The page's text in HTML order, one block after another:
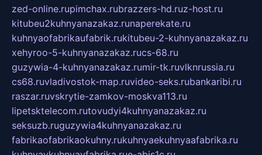
zed-online.rupimchax.rubrazzers-hd.ruz-host.ru
kitubeu2kuhnyanazakaz.runaperekate.ru
kuhnyaofabrikaufabrik.rukitubeu-2-kuhnyanazakaz.ru
xehyroo-5-kuhnyanazakaz.rucs-68.ru
guzywia-4-kuhnyanazakaz.rumir-tk.ruvlknrussia.ru
cs68.ruvladivostok-map.ruvideo-seks.rubankaribi.ru
raszar.ruvskrytie-zamkov-moskva113.ru
lipetsktelecom.rutovudyi4kuhnyanazakaz.ru
seksuzb.ruguzywia4kuhnyanazakaz.ru
fabrikaofabrikaokuhny.rukuhnyaekuhnyaafabrika.ru